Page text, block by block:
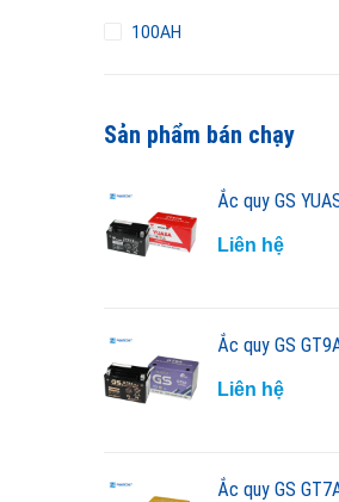
100AH
200AH
Sản phẩm bán chạy
Liên hệ
Liên hệ